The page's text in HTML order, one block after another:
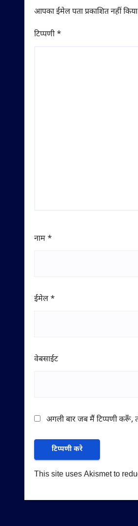
आपका ईमेल पता प्रकाशित नहीं
टिप्पणी*
नाम *
ईमेल *
वेबसाईट
अगली बार जब मैं टिप्पणी करूँ,
This site uses Akismet to